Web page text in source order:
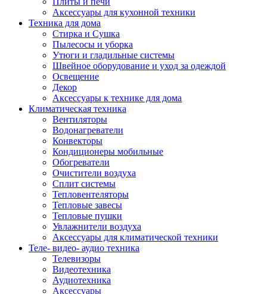
Аксессуары для кухонной техники
Техника для дома
Стирка и Сушка
Пылесосы и уборка
Утюги и гладильные системы
Швейное оборудование и уход за одеждой
Освещение
Декор
Аксессуары к технике для дома
Климатическая техника
Вентиляторы
Водонагреватели
Конвекторы
Кондиционеры мобильные
Обогреватели
Очистители воздуха
Сплит системы
Тепловентеляторы
Тепловые завесы
Тепловые пушки
Увлажнители воздуха
Аксессуары для климатической техники
Теле- видео- аудио техника
Телевизоры
Видеотехника
Аудиотехника
Аксессуары